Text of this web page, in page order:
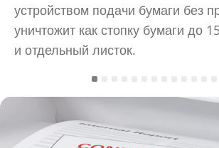
устройством подачи бумаги без
уничтожит как стопку бумаги до
и отдельный листок.